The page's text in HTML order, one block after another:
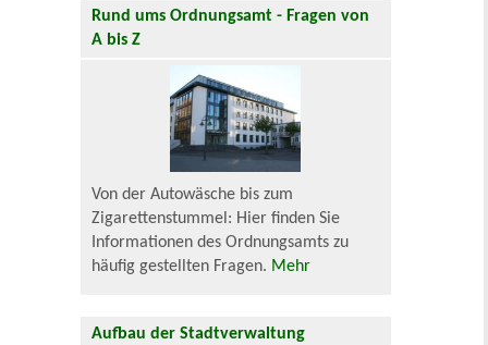
Rund ums Ordnungsamt - Fragen von
A bis Z
Von der Autowäsche bis zum
Zigarettenstummel: Hier finden Sie
Informationen des Ordnungsamts zu
häufig gestellten Fragen. Mehr
Aufbau der Stadtverwaltung